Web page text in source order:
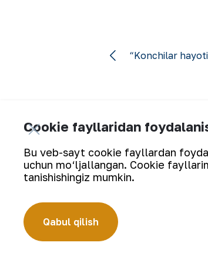
“Konchilar
Yangilanishlarga obuna bo‘ling:
“Navoiy kon-metallurgiya kombinati” AJ
Kombinat yer osti boyliklari zaxiralarini
Cookie fayllaridan
Bu veb-sayt cookie fayllardan
uchun mo‘ljallangan. Cookie
tanishishingiz mumkin.
Qabul qilish